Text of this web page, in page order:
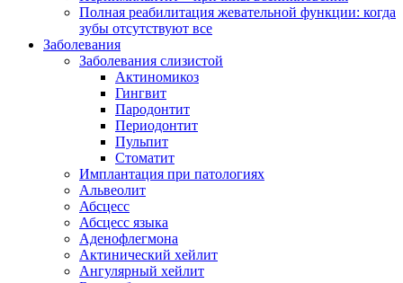
Полная реабилитация жевательной функции: когда
зубы отсутствуют все
Заболевания
Заболевания слизистой
Актиномикоз
Гингвит
Пародонтит
Периодонтит
Пульпит
Стоматит
Имплантация при патологиях
Альвеолит
Абсцесс
Абсцесс языка
Аденофлегмона
Актинический хейлит
Ангулярный хейлит